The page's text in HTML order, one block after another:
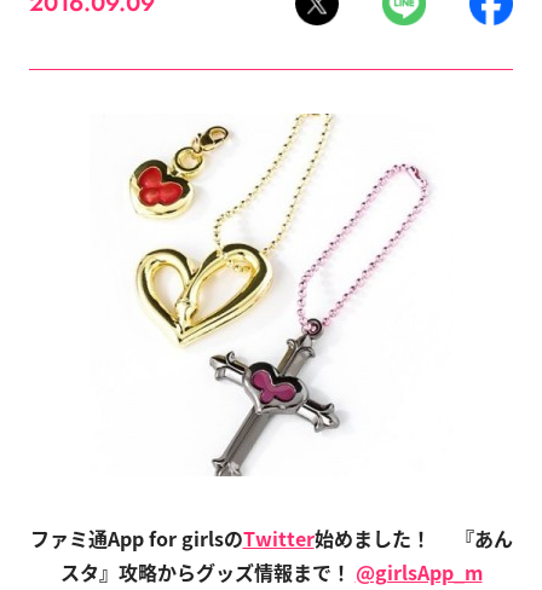
ファミ通App for girlsのTwitter始めました！
『あん
スタ』攻略からグッズ情報まで！ @girlsApp_m